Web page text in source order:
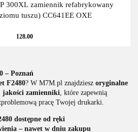
300XL zamiennik refabrykowany
tuszu) CC641EE OXE
128.00
– Poznań
F2480? W M7M.pl znajdziesz oryginalne
jakości zamienniki, które zapewnią
pracę Twojej drukarki.
dostępne od ręki
– nawet w dniu zakupu